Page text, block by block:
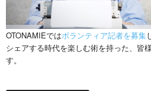
OTONAMIEではボランティア記者を募集
シェアする時代を楽しむ術を持った、皆
す。